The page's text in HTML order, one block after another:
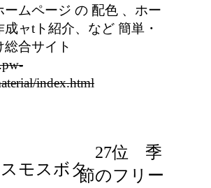
ームページ の 配色 、ホー
成ャtト紹介、など 簡単・
総合サイト
index.html
27位 季
節のフリー